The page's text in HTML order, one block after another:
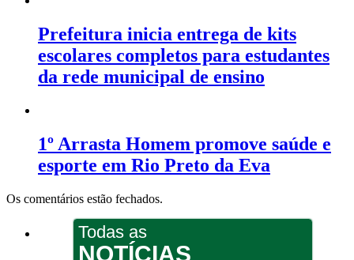
Prefeitura inicia entrega de kits
escolares completos para estudantes
da rede municipal de ensino
1º Arrasta Homem promove saúde e
esporte em Rio Preto da Eva
Os comentários estão fechados.
Todas as
NOTÍCIAS